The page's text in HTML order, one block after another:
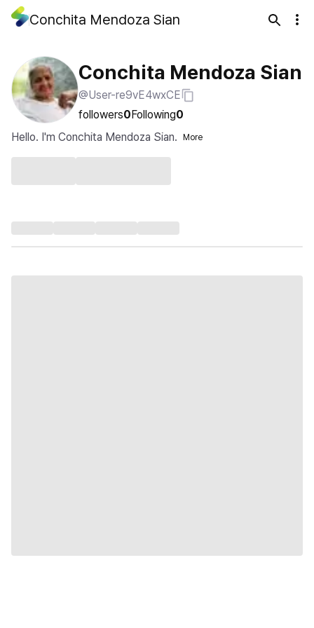
Conchita Mendoza Sian
Conchita Mendoza Sian
@User-re9vE4wxCE
followers0Following0
Hello. I'm Conchita Mendoza Sian.
More